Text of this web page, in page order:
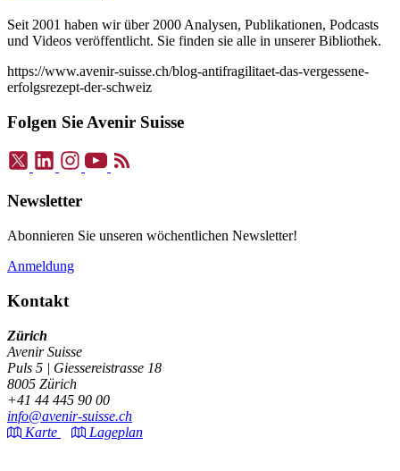
Seit 2001 haben wir über 2000 Analysen, Publikationen, Podcasts
und Videos veröffentlicht. Sie finden sie alle in unserer Bibliothek.
https://www.avenir-suisse.ch/blog-antifragilitaet-das-vergessene-
erfolgsrezept-der-schweiz
Folgen Sie Avenir Suisse
Newsletter
Abonnieren Sie unseren wöchentlichen Newsletter!
Anmeldung
Kontakt
Zürich
Avenir Suisse
Puls 5 | Giessereistrasse 18
8005 Zürich
+41 44 445 90 00
info@avenir-suisse.ch
Karte
Lageplan